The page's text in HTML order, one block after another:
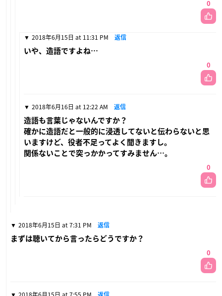
0
2018年6月15日 at 11:31 PM 返信
いや、造語ですよね…
0
2018年6月16日 at 12:22 AM 返信
造語も言葉じゃないんですか？
確かに造語だと一般的に浸透してないと伝わらないと思
いますけど、役者不足ってよく聞きますし。
関係ないことで突っかかってすみません…。
0
2018年6月15日 at 7:31 PM 返信
まずは聴いてから言ったらどうですか？
0
返信